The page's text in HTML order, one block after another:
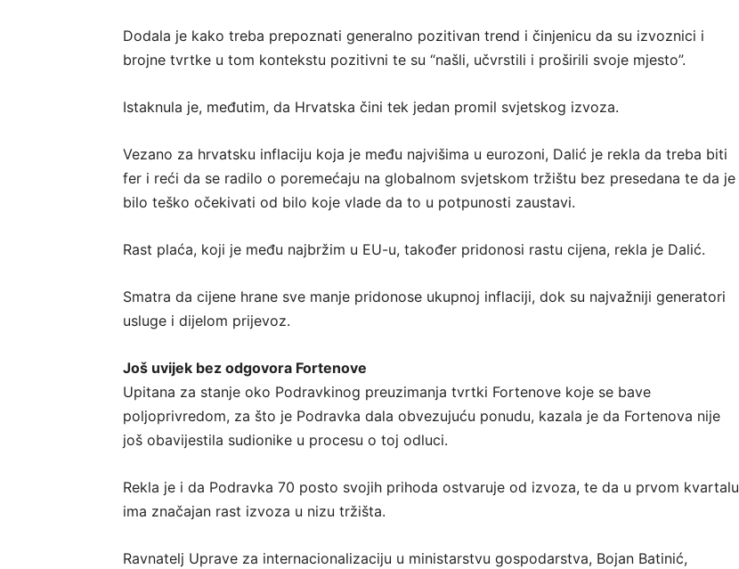
Dodala je kako treba prepoznati generalno pozitivan trend i činjenicu da su izvoznici i
brojne tvrtke u tom kontekstu pozitivni te su “našli, učvrstili i proširili svoje mjesto”.
Istaknula je, međutim, da Hrvatska čini tek jedan promil svjetskog izvoza.
Vezano za hrvatsku inflaciju koja je među najvišima u eurozoni, Dalić je rekla da treba biti
fer i reći da se radilo o poremećaju na globalnom svjetskom tržištu bez presedana te da je
bilo teško očekivati od bilo koje vlade da to u potpunosti zaustavi.
Rast plaća, koji je među najbržim u EU-u, također pridonosi rastu cijena, rekla je Dalić.
Smatra da cijene hrane sve manje pridonose ukupnoj inflaciji, dok su najvažniji generatori
usluge i dijelom prijevoz.
Još uvijek bez odgovora Fortenove
Upitana za stanje oko Podravkinog preuzimanja tvrtki Fortenove koje se bave
poljoprivredom, za što je Podravka dala obvezujuću ponudu, kazala je da Fortenova nije
još obavijestila sudionike u procesu o toj odluci.
Rekla je i da Podravka 70 posto svojih prihoda ostvaruje od izvoza, te da u prvom kvartalu
ima značajan rast izvoza u nizu tržišta.
Ravnatelj Uprave za internacionalizaciju u ministarstvu gospodarstva, Bojan Batinić,